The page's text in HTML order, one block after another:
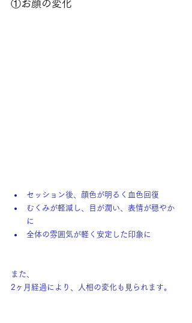
①お顔の変化
セッション後、顔色が明るく血色回復
むくみが軽減し、目が潤い、表情が穏やか
に
全体の雰囲気が軽く安定した印象に
また、
2ヶ月経過により、人相の変化も見られます。